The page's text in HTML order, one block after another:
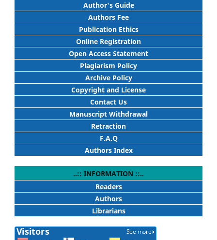
Author's Guide
Authors Fee
Publication Ethics
Online Registration
Open Access Statement
Plagiarism Policy
Archive Policy
Copyright and License
Contact Us
Manuscript Withdrawal
Retraction
F.A.Q
Authors Index
..:: INFORMATION ::..
Readers
Authors
Librarians